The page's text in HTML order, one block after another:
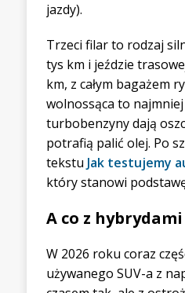
jazdy).
Trzeci filar to rodzaj
tys km i jeździe
km, z całym bagażem
wolnossąca to
turbobenzyny dają
potrafią palić olej. Po
tekstu Jak testujemy
który stanowi
A co z
W 2026 roku coraz
używanego SUV-a z